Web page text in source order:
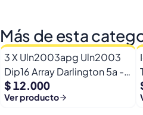
Más de esta
3 X Uln2003apg Uln2003
Dip16 Array Darlington 5a -
50v
$ 12.000
Ver producto